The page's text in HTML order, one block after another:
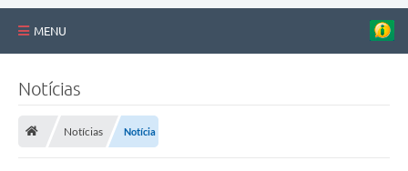
MENU
Notícias
Notícias Notícia